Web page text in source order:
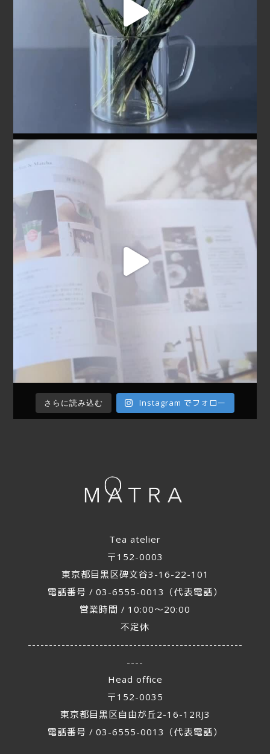
Tea atelier
〒152-0003
東京都目黒区碑文谷3-16-22-101
電話番号 / 03-6555-0013（代表電話）
営業時間 / 10:00～20:00
不定休
---------------------------------------------------
----
Head office
〒152-0035
東京都目黒区自由が丘2-16-12RJ3
電話番号 / 03-6555-0013（代表電話）
さらに読み込む Instagram でフォロー